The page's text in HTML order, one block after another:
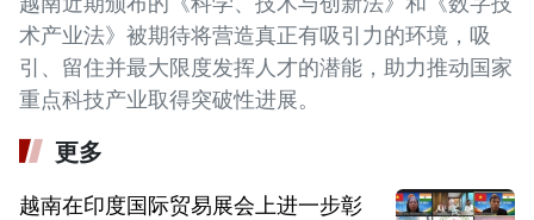
术产业法》被期待将营造真正有吸引力的环境，吸
引、留住并最大限度发挥人才的潜能，助力推动国家
重点科技产业取得突破性进展。
更多
越南在印度国际贸易展会上进一步彰